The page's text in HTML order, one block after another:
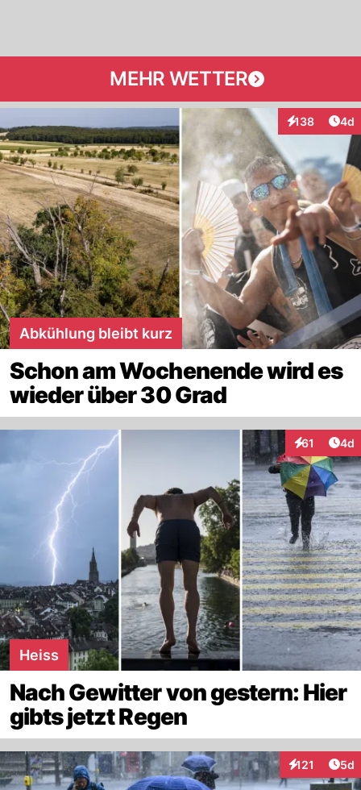
MEHR WETTER
138
Interaktionen
4d
Abkühlung bleibt kurz
Schon am Wochenende wird es
wieder über 30 Grad
61
Interaktionen
4d
Heiss
Nach Gewitter von gestern: Hier
gibts jetzt Regen
121
Interaktionen
5d